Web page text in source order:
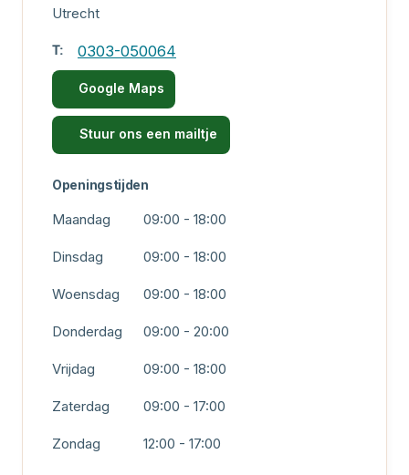
Utrecht
T: 0303-050064
Google Maps
Stuur ons een mailtje
Openingstijden
Maandag 09:00 - 18:00
Dinsdag 09:00 - 18:00
Woensdag 09:00 - 18:00
Donderdag 09:00 - 20:00
Vrijdag 09:00 - 18:00
Zaterdag 09:00 - 17:00
Zondag 12:00 - 17:00